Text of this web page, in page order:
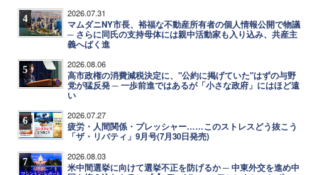
4 2026.07.31
マムダニNY市長、裕福な不動産所有者の個人情報公開で物議
─ さらに同氏の支持母体には親中活動家も入り込み、共産主
義へばく進
5 2026.08.06
高市政権の消費減税決定に、"公約に掲げていた"はずの与野
党が猛反発 ─ 一歩前進ではあるが「小さな政府」にはほど遠
い
6 2026.07.27
疲労・人間関係・プレッシャー……このストレスどう抜こう
「ザ・リバティ」9月号(7月30日発売)
7 2026.08.03
米中間選挙に向けて選挙不正を防げるか ─ 中東外交を進め中